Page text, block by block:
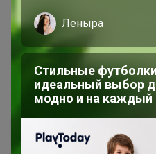
Anton798
Леныра
Стильные
идеальный выбор
модно и на каждый